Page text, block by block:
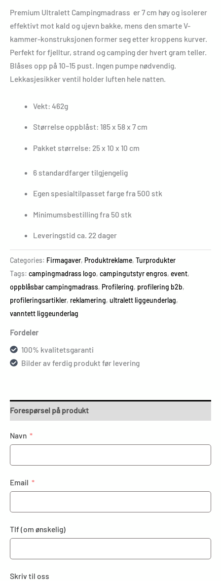
Premium Ultralett Campingmadrass er 7 cm høy og isolerer
effektivt mot kald og ujevn bakke, mens den smarte V-
kammer-konstruksjonen former seg etter kroppens kurver.
Perfekt for fjelltur, strand og camping der hvert gram teller.
Blåses opp på 10–15 pust. Ingen pumpe nødvendig.
Lekkasjesikker ventil holder luften hele natten.
Vekt: 462g
Størrelse oppblåst: 185 x 58 x 7 cm
Pakket størrelse: 25 x 10 x 10 cm
6 standardfarger tilgjengelig
Egen spesialtilpasset farge fra 500 stk
Minimumsbestilling fra 50 stk
Leveringstid ca. 22 dager
Categories: Firmagaver, Produktreklame, Turprodukter
Tags: campingmadrass logo, campingutstyr engros, event,
oppblåsbar campingmadrass, Profilering, profilering b2b,
profileringsartikler, reklamering, ultralett liggeunderlag,
vanntett liggeunderlag
Fordeler
100% kvalitetsgaranti
Bilder av ferdig produkt før levering
Forespørsel på produkt
Navn
Email
Tlf (om ønskelig)
Skriv til oss